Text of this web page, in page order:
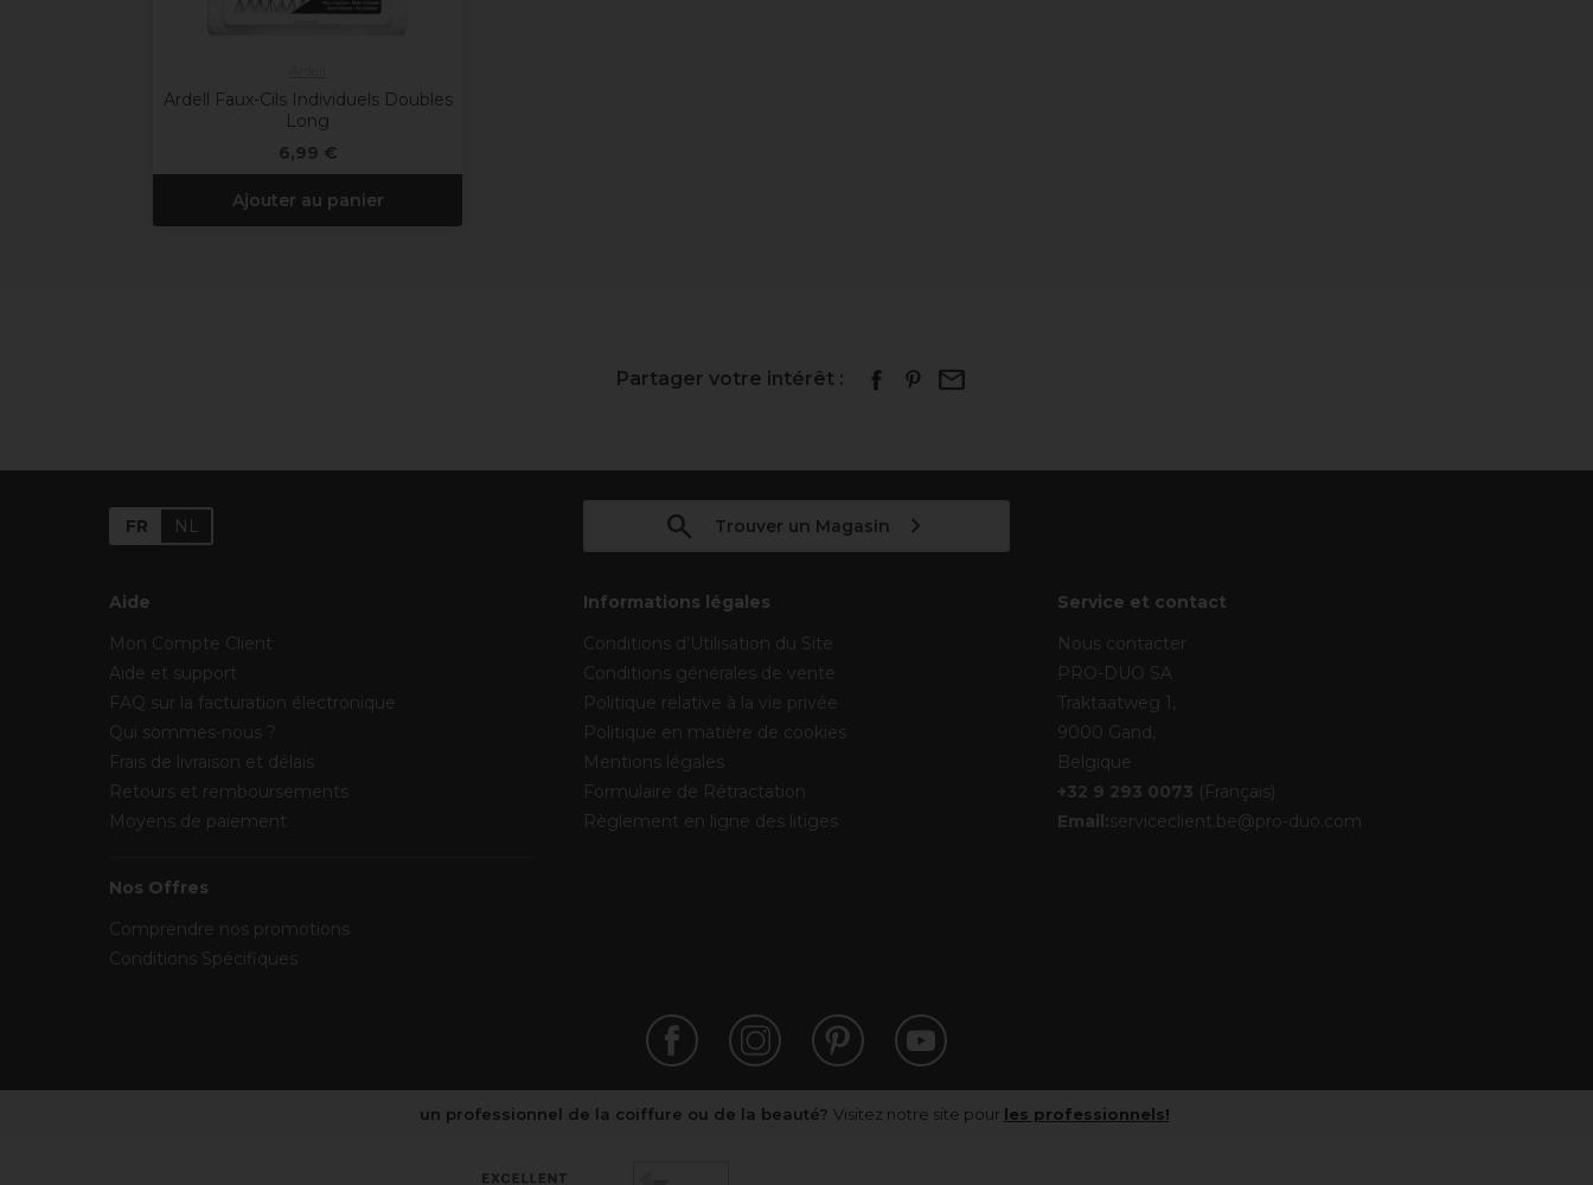
Ardell Faux-Cils Individuels Doubles
Long
6,99 €
Ajouter au panier
Partager votre intérêt :
FR NL Trouver un Magasin
Aide
Mon Compte Client
Aide et support
FAQ sur la facturation électronique
Qui sommes-nous ?
Frais de livraison et délais
Retours et remboursements
Moyens de paiement
Nos Offres
Comprendre nos promotions
Conditions Spécifiques
Informations légales
Conditions d’Utilisation du Site
Conditions générales de vente
Politique relative à la vie privée
Politique en matière de cookies
Mentions légales
Formulaire de Rétractation
Règlement en ligne des litiges
Service et contact
Nous contacter
PRO-DUO SA
Traktaatweg 1,
9000 Gand,
Belgique
+32 9 293 0073 (Français)
Email:serviceclient.be@pro-duo.com
un professionnel de la coiffure ou de la beauté? Visitez notre site pour les professionnels!